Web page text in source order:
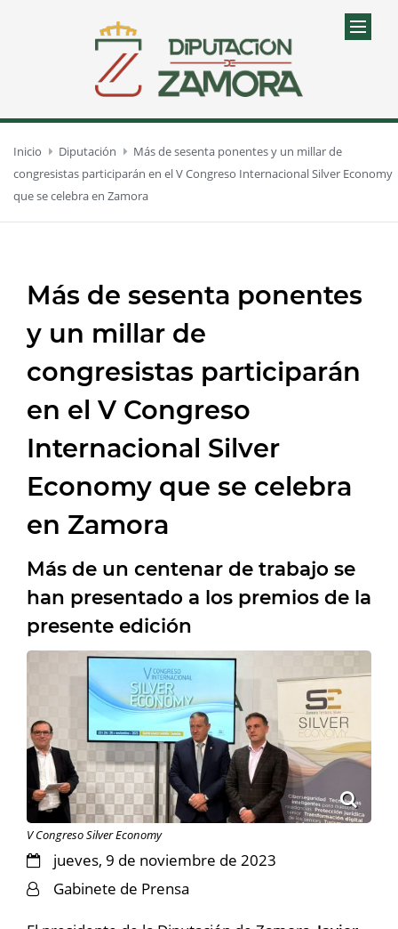
Inicio Diputación
Más de sesenta ponentes y un millar de
congresistas participarán en el V Congreso Internacional Silver Economy
que se celebra en Zamora
Más de sesenta ponentes
y un millar de
congresistas participarán
en el V Congreso
Internacional Silver
Economy que se celebra
en Zamora
Más de un centenar de trabajo se
han presentado a los premios de la
presente edición
V Congreso Silver Economy
jueves, 9 de noviembre de 2023
Gabinete de Prensa